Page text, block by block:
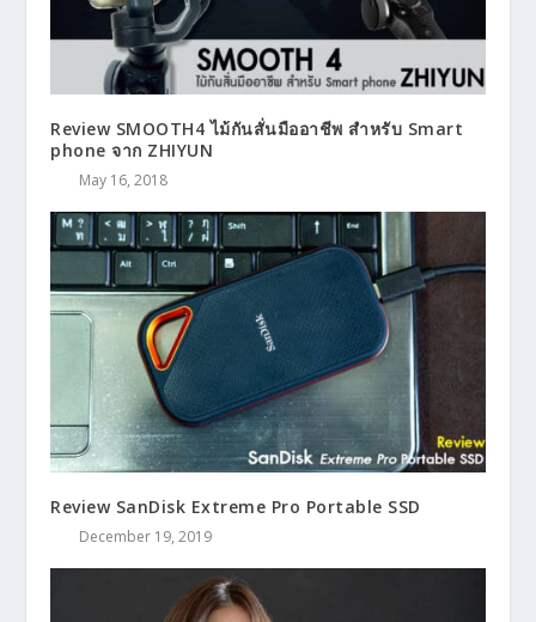
Review SMOOTH4 ไม้กันสั่นมืออาชีพ สำหรับ Smart
phone จาก ZHIYUN
May 16, 2018
Review SanDisk Extreme Pro Portable SSD
December 19, 2019